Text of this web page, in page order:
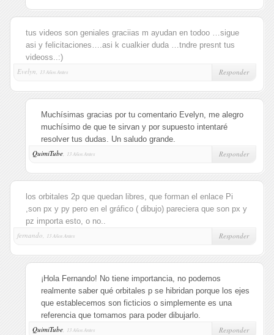
tus videos son geniales graciias m ayudan en todoo …sigue
asi y felicitaciones….asi k cualkier duda …tndre presnt tus
videoss..:)
Evelyn,
13 Años Antes Responder
Muchísimas gracias por tu comentario Evelyn, me alegro
muchísimo de que te sirvan y por supuesto intentaré
resolver tus dudas. Un saludo grande.
QuimiTube
13 Años Antes Responder
los orbitales 2p que quedan libres, que forman el enlace Pi
,son px y py pero en el gráfico ( dibujo) pareciera que son px y
pz importa esto, o no..
fernando,
13 Años Antes Responder
¡Hola Fernando! No tiene importancia, no podemos
realmente saber qué orbitales p se hibridan porque los ejes
que establecemos son ficticios o simplemente es una
referencia que tomamos para poder dibujarlo.
QuimiTube
13 Años Antes Responder